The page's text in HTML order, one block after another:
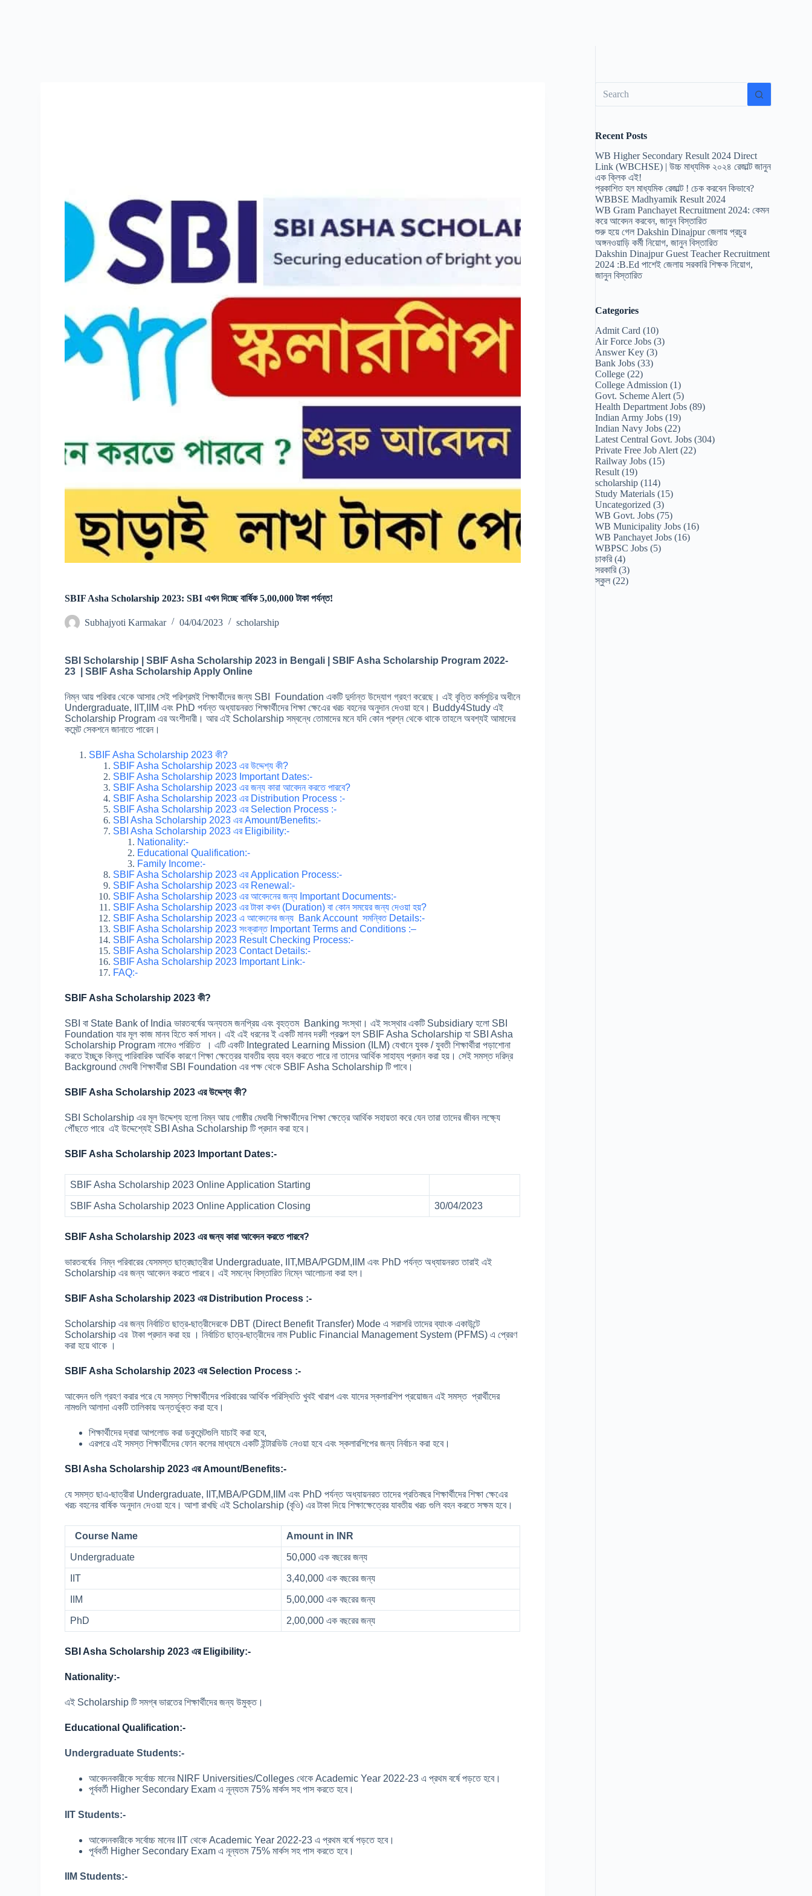
SBIF Asha Scholarship 2023: SBI এখন দিচ্ছে বার্ষিক 5,00,000 টাকা পর্যন্ত!
Subhajyoti Karmakar 04/04/2023 scholarship
SBI Scholarship | SBIF Asha Scholarship 2023 in Bengali | SBIF Asha Scholarship Program 2022-
23 | SBIF Asha Scholarship Apply Online
নিম্ন আয় পরিবার থেকে আসার সেই পরিশ্রমই শিক্ষার্থীদের জন্য SBI Foundation একটি দুর্দান্ত উদ্যোগ গ্রহণ করেছে। এই বৃত্তি কর্মসূচির অধীনে
Undergraduate, IIT,IIM এবং PhD পর্যন্ত অধ্যায়নরত শিক্ষার্থীদের শিক্ষা ক্ষেএের খরচ বহনের অনুদান দেওয়া হবে। Buddy4Study এই
Scholarship Program এর অংশীদারী। আর এই Scholarship সম্বন্ধে তোমাদের মনে যদি কোন প্রশ্ন থেকে থাকে তাহলে অবশ্যই আমাদের
কমেন্ট সেকশনে জানাতে পারেন।
SBIF Asha Scholarship 2023 কী?
SBIF Asha Scholarship 2023 এর উদ্দেশ্য কী?
SBIF Asha Scholarship 2023 Important Dates:-
SBIF Asha Scholarship 2023 এর জন্য কারা আবেদন করতে পারবে?
SBIF Asha Scholarship 2023 এর Distribution Process :-
SBIF Asha Scholarship 2023 এর Selection Process :-
SBI Asha Scholarship 2023 এর Amount/Benefits:-
SBI Asha Scholarship 2023 এর Eligibility:-
Nationality:-
Educational Qualification:-
Family Income:-
SBIF Asha Scholarship 2023 এর Application Process:-
SBIF Asha Scholarship 2023 এর Renewal:-
SBIF Asha Scholarship 2023 এর আবেদনের জন্য Important Documents:-
SBIF Asha Scholarship 2023 এর টাকা কখন (Duration) বা কোন সময়ের জন্য দেওয়া হয়?
SBIF Asha Scholarship 2023 এ আবেদনের জন্য Bank Account সমন্বিত Details:-
SBIF Asha Scholarship 2023 সংক্রান্ত Important Terms and Conditions :–
SBIF Asha Scholarship 2023 Result Checking Process:-
SBIF Asha Scholarship 2023 Contact Details:-
SBIF Asha Scholarship 2023 Important Link:-
FAQ:-
SBIF Asha Scholarship 2023 কী?
SBI বা State Bank of India ভারতবর্ষের অন্যতম জনপ্রিয় এবং বৃহত্তম Banking সংস্থা। এই সংস্থার একটি Subsidiary হলো SBI
Foundation যার মূল কাজ মানব হিতে কর্ম সাধন। এই এই ধরনের ই একটি মানব দরদী প্রকল্প হল SBIF Asha Scholarship যা SBI Asha
Scholarship Program নামেও পরিচিত । এটি একটি Integrated Learning Mission (ILM) যেখানে যুবক / যুবতী শিক্ষার্থীরা পড়াশোনা
করতে ইচ্ছুক কিন্তু পারিবারিক আর্থিক কারণে শিক্ষা ক্ষেত্রের যাবতীয় ব্যয় বহন করতে পারে না তাদের আর্থিক সাহায্য প্রদান করা হয়। সেই সমস্ত দরিদ্র
Background মেধাবী শিক্ষার্থীরা SBI Foundation এর পক্ষ থেকে SBIF Asha Scholarship টি পাবে।
SBIF Asha Scholarship 2023 এর উদ্দেশ্য কী?
SBI Scholarship এর মূল উদ্দেশ্য হলো নিম্ন আয় গোষ্ঠীর মেধাবী শিক্ষার্থীদের শিক্ষা ক্ষেত্রে আর্থিক সহায়তা করে যেন তারা তাদের জীবন লক্ষ্যে
পৌঁছতে পারে এই উদ্দেশ্যেই SBI Asha Scholarship টি প্রদান করা হবে।
SBIF Asha Scholarship 2023 Important Dates:-
SBIF Asha Scholarship 2023 Online Application Starting
SBIF Asha Scholarship 2023 Online Application Closing 30/04/2023
SBIF Asha Scholarship 2023 এর জন্য কারা আবেদন করতে পারবে?
ভারতবর্ষের নিম্ন পরিবারের যেসমস্ত ছাত্রছাত্রীরা Undergraduate, IIT,MBA/PGDM,IIM এবং PhD পর্যন্ত অধ্যায়নরত তারাই এই
Scholarship এর জন্য আবেদন করতে পারবে। এই সমন্ধে বিস্তারিত নিম্নে আলোচনা করা হল।
SBIF Asha Scholarship 2023 এর Distribution Process :-
Scholarship এর জন্য নির্বাচিত ছাত্র-ছাত্রীদেরকে DBT (Direct Benefit Transfer) Mode এ সরাসরি তাদের ব্যাংক একাউন্টে
Scholarship এর টাকা প্রদান করা হয় । নির্বাচিত ছাত্র-ছাত্রীদের নাম Public Financial Management System (PFMS) এ প্রেরণ
করা হয়ে থাকে ।
SBIF Asha Scholarship 2023 এর Selection Process :-
আবেদন গুলি গ্রহণ করার পরে যে সমস্ত শিক্ষার্থীদের পরিবারের আর্থিক পরিস্থিতি খুবই খারাপ এবং যাদের স্কলারশিপ প্রয়োজন এই সমস্ত প্রার্থীদের
নামগুলি আলাদা একটি তালিকায় অন্তর্ভুক্ত করা হবে।
শিক্ষার্থীদের দ্বারা আপলোড করা ডকুমেন্টগুলি যাচাই করা হবে,
এরপরে এই সমস্ত শিক্ষার্থীদের ফোন কলের মাধ্যমে একটি ইন্টারভিউ নেওয়া হবে এবং স্কলারশিপের জন্য নির্বাচন করা হবে।
SBI Asha Scholarship 2023 এর Amount/Benefits:-
যে সমস্ত ছাএ-ছাত্রীরা Undergraduate, IIT,MBA/PGDM,IIM এবং PhD পর্যন্ত অধ্যায়নরত তাদের প্রতিবছর শিক্ষার্থীদের শিক্ষা ক্ষেএের
খরচ বহনের বার্ষিক অনুদান দেওয়া হবে। আশা রাখছি এই Scholarship (বৃওি) এর টাকা দিয়ে শিক্ষাক্ষেত্রের যাবতীয় খরচ গুলি বহন করতে সক্ষম হবে।
Course Name Amount in INR
Undergraduate 50,000 এক বছরের জন্য
IIT 3,40,000 এক বছরের জন্য
IIM 5,00,000 এক বছরের জন্য
PhD 2,00,000 এক বছরের জন্য
SBI Asha Scholarship 2023 এর Eligibility:-
Nationality:-
এই Scholarship টি সমগ্ৰ ভারতের শিক্ষার্থীদের জন্য উমুক্ত।
Educational Qualification:-
Undergraduate Students:-
আবেদনকারীকে সর্বোচ্চ মানের NIRF Universities/Colleges থেকে Academic Year 2022-23 এ প্রথম বর্ষে পড়তে হবে।
পূর্ববর্তী Higher Secondary Exam এ নূন্যতম 75% মার্কস সহ পাস করতে হবে।
IIT Students:-
আবেদনকারীকে সর্বোচ্চ মানের IIT থেকে Academic Year 2022-23 এ প্রথম বর্ষে পড়তে হবে।
পূর্ববর্তী Higher Secondary Exam এ নূন্যতম 75% মার্কস সহ পাস করতে হবে।
IIM Students:-
results
Recent Posts
WB Higher Secondary Result 2024 Direct
Link (WBCHSE) | উচ্চ মাধ্যমিক ২০২৪ রেজাল্ট জানুন
এক ক্লিক এই!
প্রকাশিত হল মাধ্যমিক রেজাল্ট ! চেক করবেন কিভাবে?
WBBSE Madhyamik Result 2024
WB Gram Panchayet Recruitment 2024: কেমন
করে আবেদন করবেন, জানুন বিস্তারিত
শুরু হয়ে গেল Dakshin Dinajpur জেলায় প্রচুর
অঙ্গনওয়াড়ি কর্মী নিয়োগ, জানুন বিস্তারিত
Dakshin Dinajpur Guest Teacher Recruitment
2024 :B.Ed পাশেই জেলায় সরকারি শিক্ষক নিয়োগ,
জানুন বিস্তারিত
Categories
Admit Card (10)
Air Force Jobs (3)
Answer Key (3)
Bank Jobs (33)
College (22)
College Admission (1)
Govt. Scheme Alert (5)
Health Department Jobs (89)
Indian Army Jobs (19)
Indian Navy Jobs (22)
Latest Central Govt. Jobs (304)
Private Free Job Alert (22)
Railway Jobs (15)
Result (19)
scholarship (114)
Study Materials (15)
Uncategorized (3)
WB Govt. Jobs (75)
WB Municipality Jobs (16)
WB Panchayet Jobs (16)
WBPSC Jobs (5)
চাকরি(4)
সরকারি(3)
স্কুল (22)